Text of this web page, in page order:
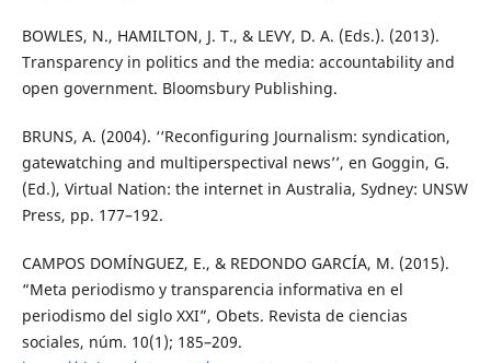
BOWLES, N., HAMILTON, J. T., & LEVY, D. A. (Eds.). (2013).
Transparency in politics and the media: accountability and
open government. Bloomsbury Publishing.
BRUNS, A. (2004). ‘‘Reconfiguring Journalism: syndication,
gatewatching and multiperspectival news’’, en Goggin, G.
(Ed.), Virtual Nation: the internet in Australia, Sydney: UNSW
Press, pp. 177–192.
CAMPOS DOMÍNGUEZ, E., & REDONDO GARCÍA, M. (2015).
“Meta periodismo y transparencia informativa en el
periodismo del siglo XXI”, Obets. Revista de ciencias
sociales, núm. 10(1); 185–209.